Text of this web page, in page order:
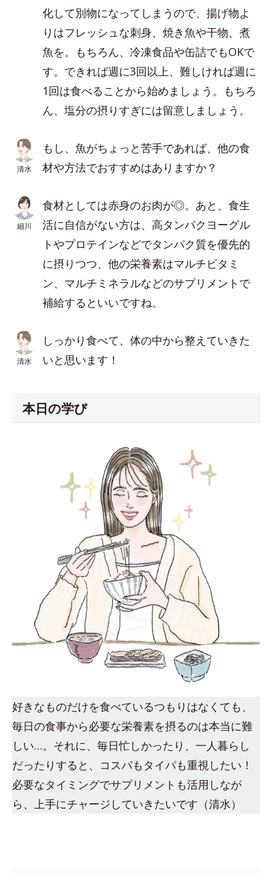
化して別物になってしまうので、揚げ物よ
りはフレッシュな刺身、焼き魚や干物、煮
魚を。もちろん、冷凍食品や缶詰でもOKで
す。できれば週に3回以上、難しければ週に
1回は食べることから始めましょう。もちろ
ん、塩分の摂りすぎには留意しましょう。
清水
もし、魚がちょっと苦手であれば、他の食
材や方法でおすすめはありますか？
細川
食材としては赤身のお肉が◎。あと、食生
活に自信がない方は、高タンパクヨーグル
トやプロテインなどでタンパク質を優先的
に摂りつつ、他の栄養素はマルチビタミ
ン、マルチミネラルなどのサプリメントで
補給するといいですね。
清水
しっかり食べて、体の中から整えていきた
いと思います！
本日の学び
好きなものだけを食べているつもりはなくても、
毎日の食事から必要な栄養素を摂るのは本当に難
しい…。それに、毎日忙しかったり、一人暮らし
だったりすると、コスパもタイパも重視したい！
必要なタイミングでサプリメントも活用しなが
ら、上手にチャージしていきたいです（清水）